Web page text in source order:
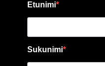
Etunimi
Sukunimi